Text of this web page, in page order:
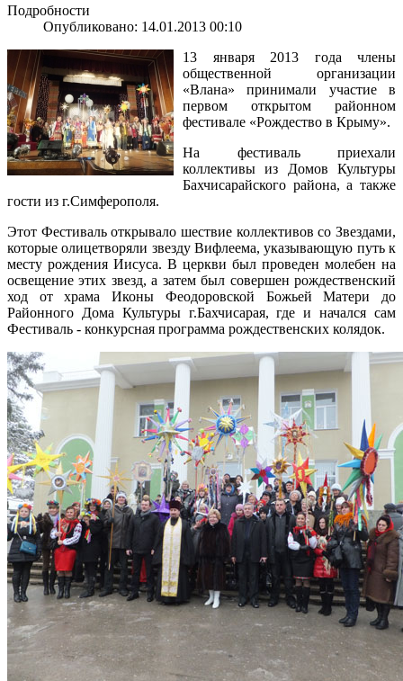
Подробности
Опубликовано: 14.01.2013 00:10
13 января 2013 года члены
общественной организации
«Влана» принимали участие в
первом открытом районном
фестивале «Рождество в Крыму».
На фестиваль приехали
коллективы из Домов Культуры
Бахчисарайского района, а также
гости из г.Симферополя.
Этот Фестиваль открывало шествие коллективов со Звездами,
которые олицетворяли звезду Вифлеема, указывающую путь к
месту рождения Иисуса. В церкви был проведен молебен на
освещение этих звезд, а затем был совершен рождественский
ход от храма Иконы Феодоровской Божьей Матери до
Районного Дома Культуры г.Бахчисарая, где и начался сам
Фестиваль - конкурсная программа рождественских колядок.